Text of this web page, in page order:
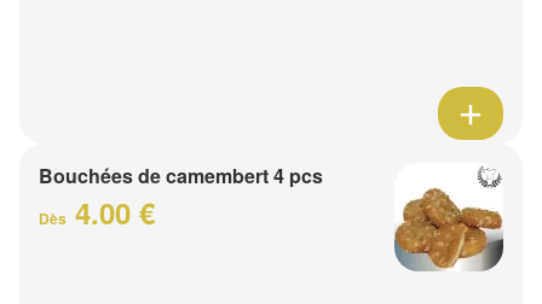
Bouchées de camembert 4 pcs
Dès 4.00 €